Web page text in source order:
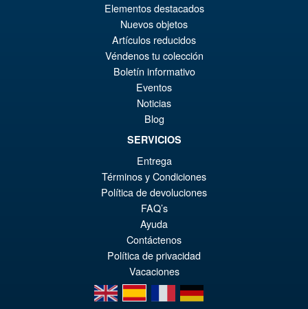
AÑADIR AL CARRITO
Transformers x G.I. Joe
Megatron H.I.S.S Tank and
Baroness Mash Up.
AÑADIR AL CARRITO
Elementos destacados
Nuevos objetos
Artículos reducidos
Véndenos tu colección
Boletín informativo
Eventos
Noticias
Blog
SERVICIOS
Entrega
Términos y Condiciones
Política de devoluciones
FAQ’s
Ayuda
Contáctenos
Política de privacidad
Vacaciones
en
es fr de